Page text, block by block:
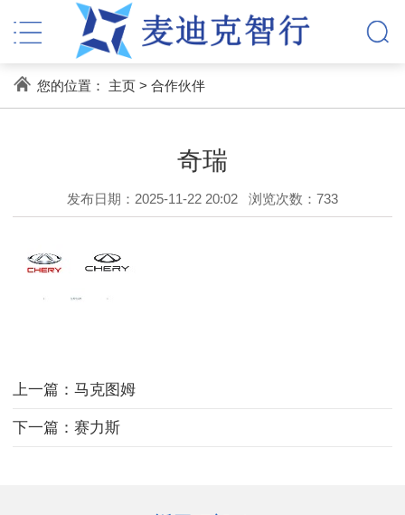
您的位置： 主页> 合作伙伴
奇瑞
发布日期：2025-11-22 20:02 浏览次数：733
上一篇：马克图姆
下一篇：赛力斯